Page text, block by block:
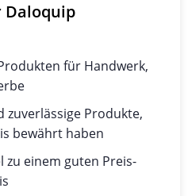
Daloquip
für Handwerk,
zuverlässige Produkte,
bewährt haben
zu einem guten Preis-